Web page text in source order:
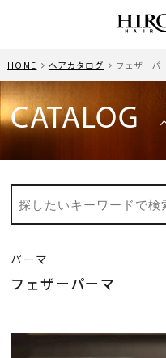
HOME ヘアカタログ フェザーパ
CATALOG
パーマ
フェザーパーマ